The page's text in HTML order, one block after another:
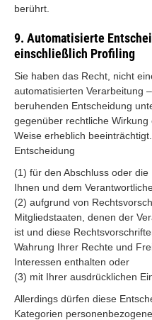
berührt.
9. Automatisierte
einschließlich Profiling
Sie haben das Recht, nicht
automatisierten Verarbeitung
beruhenden Entscheidung
gegenüber rechtliche
Weise erheblich
Entscheidung
(1) für den Abschluss oder
Ihnen und dem
(2) aufgrund von
Mitgliedstaaten, denen der
ist und diese
Wahrung Ihrer Rechte und
Interessen enthalten oder
(3) mit Ihrer ausdrücklichen
Allerdings dürfen diese
Kategorien